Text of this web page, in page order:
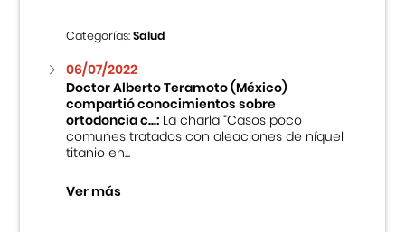
Categorías:Salud
06/07/2022
Doctor Alberto Teramoto (México)
compartió conocimientos sobre
ortodoncia c...:La charla “Casos poco
comunes tratados con aleaciones de níquel
titanio en...
Ver más